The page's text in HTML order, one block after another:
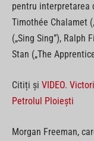
pentru interpretarea
Timothée Chalamet
(„Sing Sing”), Ralph
Stan („The
Citiți și VIDEO.
Petrolul Ploiești
Morgan Freeman,